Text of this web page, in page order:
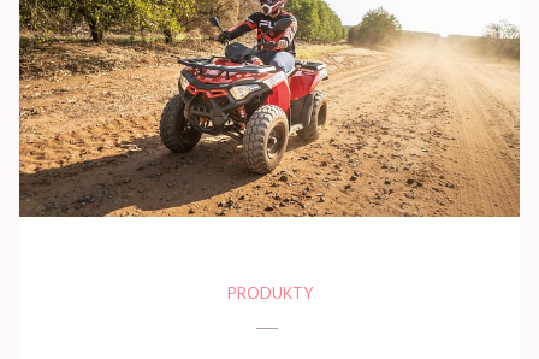
PRODUKTY